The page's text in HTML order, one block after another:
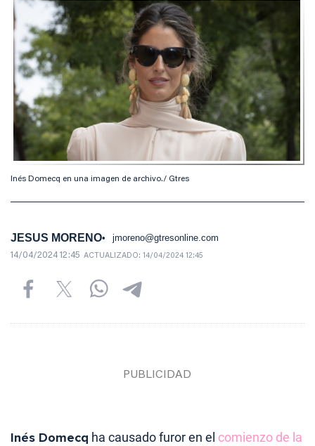
Inés Domecq en una imagen de archivo./ Gtres
JESUS MORENO jmoreno@gtresonline.com
14/04/2024 12:45 ACTUALIZADO: 14/04/2024 12:45
Inés Domecq ha causado furor en el comienzo de la